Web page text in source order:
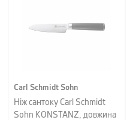
Carl Schmidt Sohn
Ніж сантоку Carl Schmidt
Sohn KONSTANZ, довжина